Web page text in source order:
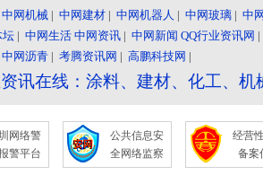
中网机械 | 中网建材 | 中网机器人 | 中网玻璃 | 中
坛 | 中网生活 中网资讯 | 中网新闻 QQ行业资讯网
中网沥青 | 考腾资讯网 | 高鹏科技网 |
讯在线：涂料、建材、化工、
网络警
警平台
公共信息安
全网络监察
经营
备案